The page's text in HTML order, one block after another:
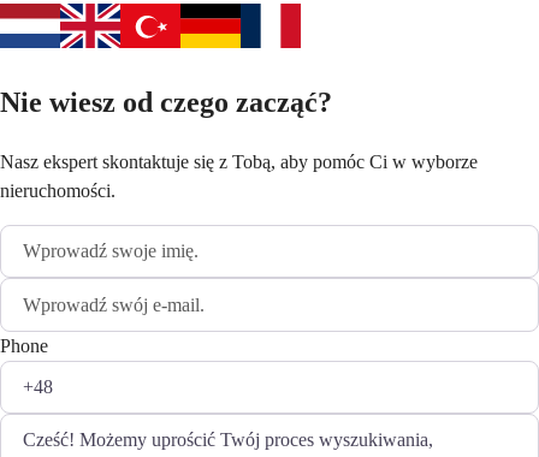
Nie wiesz od czego zacząć?
Nasz ekspert skontaktuje się z Tobą, aby pomóc Ci w wyborze
nieruchomości.
Phone